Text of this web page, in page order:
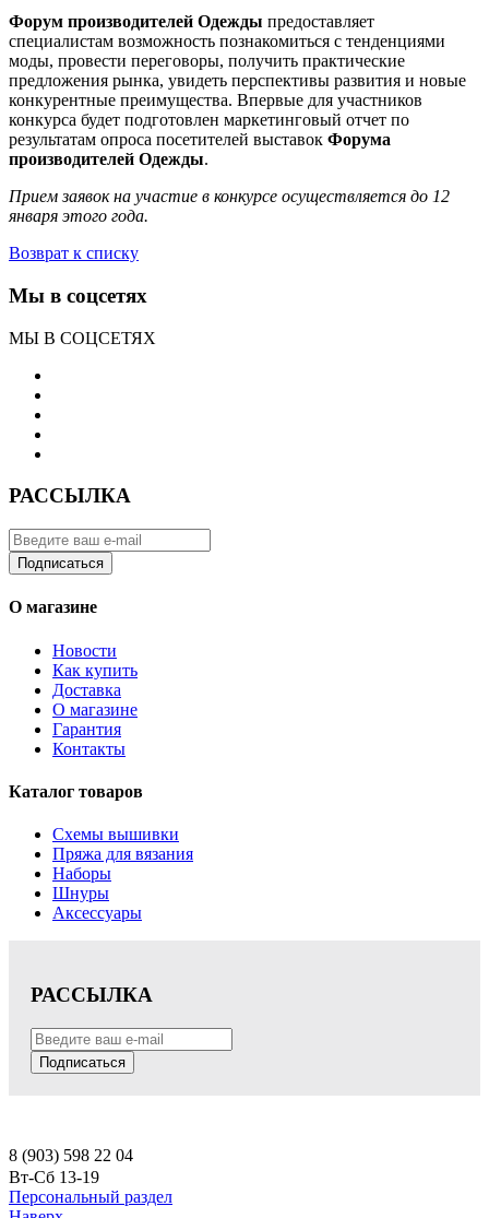
Форум производителей Одежды предоставляет
специалистам возможность познакомиться с тенденциями
моды, провести переговоры, получить практические
предложения рынка, увидеть перспективы развития и новые
конкурентные преимущества. Впервые для участников
конкурса будет подготовлен маркетинговый отчет по
результатам опроса посетителей выставок Форума
производителей Одежды.
Прием заявок на участие в конкурсе осуществляется до 12
января этого года.
Возврат к списку
Мы в соцсетях
МЫ В СОЦСЕТЯХ
РАССЫЛКА
Подписаться
О магазине
Новости
Как купить
Доставка
О магазине
Гарантия
Контакты
Каталог товаров
Схемы вышивки
Пряжа для вязания
Наборы
Шнуры
Аксессуары
РАССЫЛКА
Подписаться
8 (903) 598 22 04
Вт-Сб 13-19
Персональный раздел